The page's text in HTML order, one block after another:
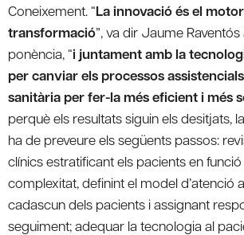
Coneixement. “La innovació és el
transformació”, va dir Jaume Raventós
ponència, “i juntament amb la
per canviar els processos
sanitària per fer-la més eficient i més
perquè els resultats siguin els desitjats,
ha de preveure els següents passos:
clínics estratificant els pacients en
complexitat, definint el model d’atenció
cadascun dels pacients i assignant
seguiment; adequar la tecnologia al